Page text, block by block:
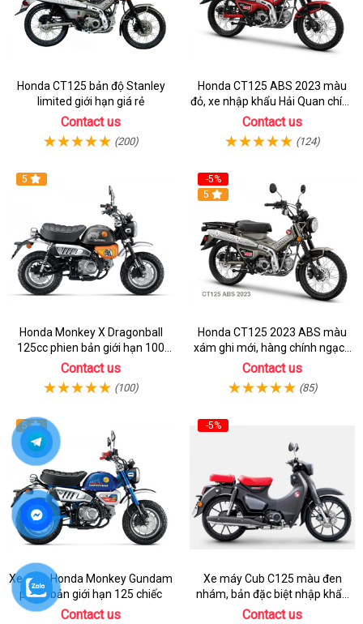
Honda CT125 bản độ Stanley
limited giới hạn giá rẻ
Contact us
(200)
Honda CT125 ABS 2023 màu
đỏ, xe nhập khẩu Hải Quan chính
ngạch
Contact us
(124)
5
Honda Monkey X Dragonball
125cc phien bản giới hạn 100
chiếc từ 2 ký ức huyền thoại
Contact us
(100)
-5%
5
Honda CT125 2023 ABS màu
xám ghi mới, hàng chính ngạch
giá tốt nhất thị trường
Contact us
(85)
5
Xe máy Honda Monkey Gundam
phiên bản giới hạn 125 chiếc
Contact us
-5%
Xe máy Cub C125 màu đen
nhám, bản đặc biệt nhập khẩu
Thái lan
Contact us